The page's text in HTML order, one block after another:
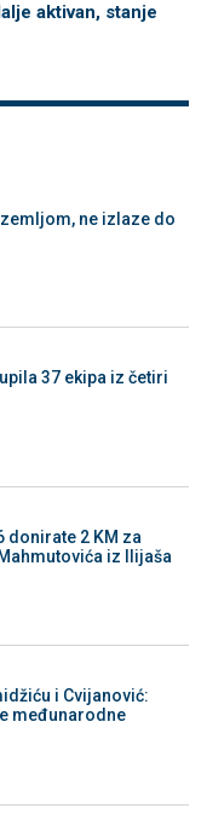
aktivan, stanje
ne izlaze do
37 ekipa iz četiri
donirate 2 KM za
iz Ilijaša
i Cvijanović:
međunarodne